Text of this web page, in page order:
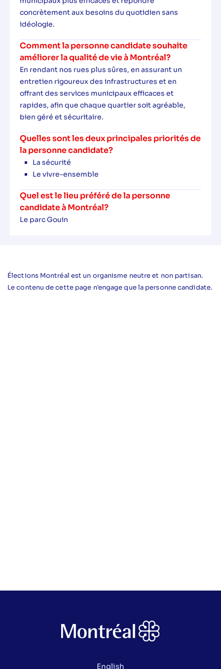
concrètement aux besoins du quotidien sans
idéologie.
Comment la personne candidate souhaite
améliorer la qualité de vie à Montréal?
En rendant nos rues plus sûres, en assurant un
entretien rigoureux des infrastructures et en
offrant des services municipaux efficaces et
rapides, afin que chaque quartier soit agréable,
bien géré et sécuritaire.
Quelles sont les deux principales priorités de
la personne candidate?
La sécurité
Le vivre-ensemble
Quel est le lieu préféré de la personne
candidate à Montréal?
Le parc Gouin
Élections Montréal est un organisme neutre et non partisan.
Le contenu de cette page n'engage que la personne candidate.
English